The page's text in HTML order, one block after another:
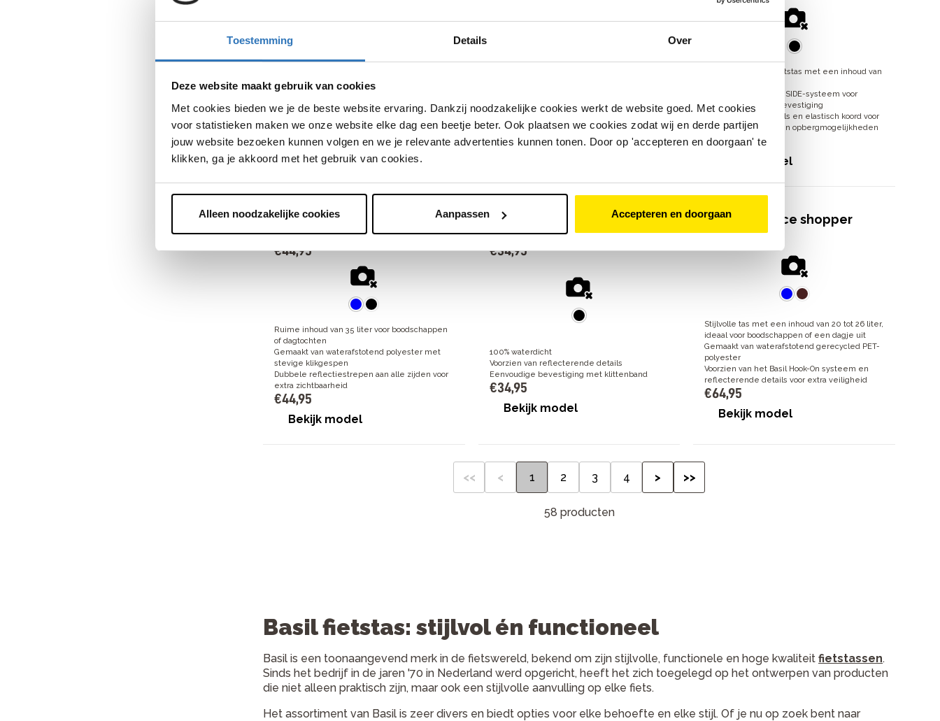
Toestemming Details Over
Deze website maakt gebruik van cookies
Met cookies bieden we je de beste website ervaring. Dankzij noodzakelijke cookies werkt de website goed. Met cookies
voor statistieken maken we onze website elke dag een beetje beter. Ook plaatsen we cookies zodat wij en derde partijen
jouw website bezoeken kunnen volgen en we je relevante advertenties kunnen tonen. Door op 'accepteren en doorgaan' te
klikken, ga je akkoord met het gebruik van cookies.
Alleen noodzakelijke cookies Aanpassen Accepteren en doorgaan
Stevige, waterafstotende bagagetas van 26
Extra zijvakken en reflectie voor meer gemak
€104,95
Bekijk model
Waterafstotend materiaal
€79,95
100% waterdichte fietstas met een inhoud van
Voorzien van het MIK SIDE-systeem voor
snelle en stabiele bevestiging
Reflecterende details en elastisch koord voor
extra zichtbaarheid en opbergmogelijkheden
€79,95
Bekijk model
Basil Mara XL dubbele
fietstas
€44,95
Ruime inhoud van 35 liter voor boodschappen
of dagtochten
Gemaakt van waterafstotend polyester met
stevige klikgespen
Dubbele reflectiestrepen aan alle zijden voor
extra zichtbaarheid
€44,95
Bekijk model
Basil Navigator Storm M
zadeltas
€34,95
100% waterdicht
Voorzien van reflecterende details
Eenvoudige bevestiging met klittenband
€34,95
Bekijk model
Basil Elegance shopper
€64,95
Stijlvolle tas met een inhoud van 20 tot 26 liter,
ideaal voor boodschappen of een dagje uit
Gemaakt van waterafstotend gerecycled PET-
polyester
Voorzien van het Basil Hook-On systeem en
reflecterende details voor extra veiligheid
€64,95
Bekijk model
<< < 1 2 3 4 > >>
58 producten
Basil fietstas: stijlvol én functioneel
Basil is een toonaangevend merk in de fietswereld, bekend om zijn stijlvolle, functionele en hoge kwaliteit fietstassen.
Sinds het bedrijf in de jaren '70 in Nederland werd opgericht, heeft het zich toegelegd op het ontwerpen van producten
die niet alleen praktisch zijn, maar ook een stijlvolle aanvulling op elke fiets.
Het assortiment van Basil is zeer divers en biedt opties voor elke behoefte en elke stijl. Of je nu op zoek bent naar